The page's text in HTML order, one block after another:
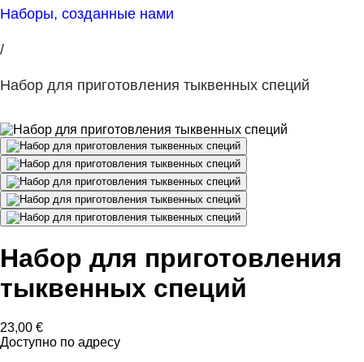
Наборы, созданные нами
/
Набор для приготовления тыквенных специй
Набор для приготовления
тыквенных специй
23,00 €
Доступно по адресу